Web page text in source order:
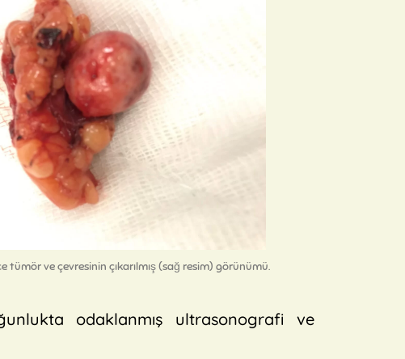
tümör ve çevresinin çıkarılmış (sağ resim) görünümü.
odaklanmış ultrasonografi ve